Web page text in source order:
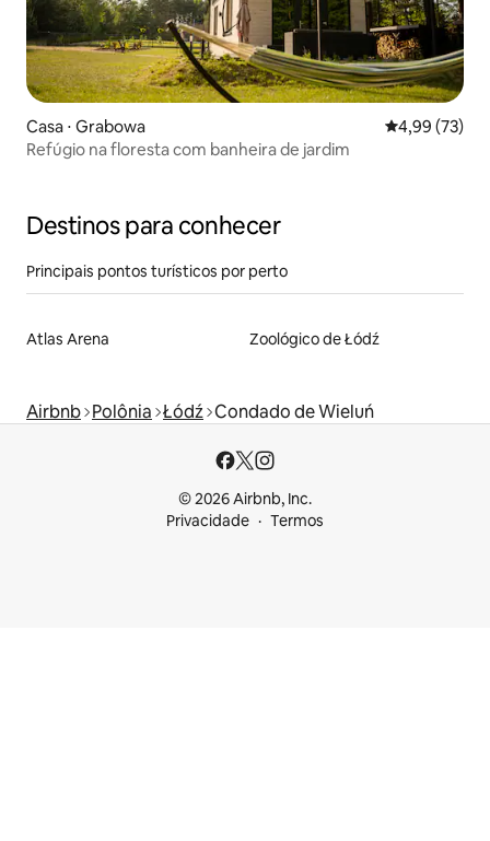
Casa ⋅ Grabowa 4,99 de uma
4,99 (73)
Refúgio na floresta com banheira de jardim
Destinos para conhecer
Principais pontos turísticos por perto
Atlas Arena Zoológico de Łódź
Airbnb Polônia Łódź Condado de Wieluń
© 2026 Airbnb, Inc.
Privacidade
Termos